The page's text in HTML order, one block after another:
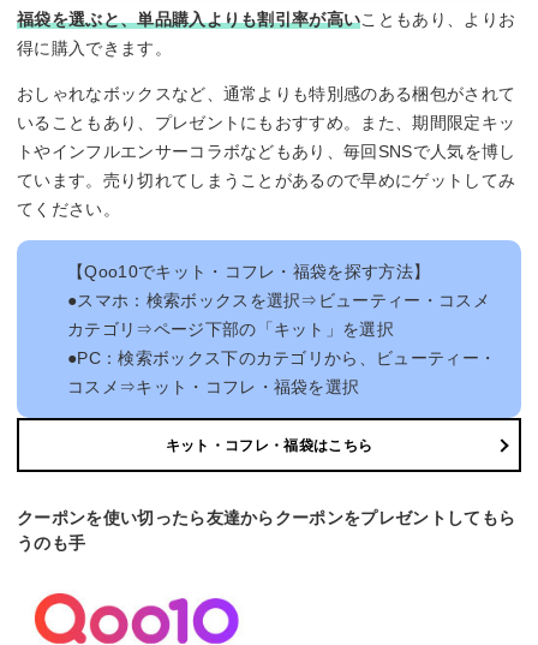
福袋を選ぶと、単品購入よりも割引率が高いこともあり、よりお
得に購入できます。
おしゃれなボックスなど、通常よりも特別感のある梱包がされて
いることもあり、プレゼントにもおすすめ。また、期間限定キッ
トやインフルエンサーコラボなどもあり、毎回SNSで人気を博し
ています。売り切れてしまうことがあるので早めにゲットしてみ
てください。
【Qoo10でキット・コフレ・福袋を探す方法】
●スマホ：検索ボックスを選択⇒ビューティー・コスメ
カテゴリ⇒ページ下部の「キット」を選択
●PC：検索ボックス下のカテゴリから、ビューティー・
コスメ⇒キット・コフレ・福袋を選択
キット・コフレ・福袋はこちら
クーポンを使い切ったら友達からクーポンをプレゼントしてもら
うのも手